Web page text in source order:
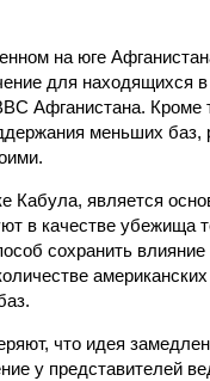
на юге
для находящихся в
Афганистана. Кроме
меньших баз,
Кабула, является
в качестве убежища
сохранить
что идея
у представителей